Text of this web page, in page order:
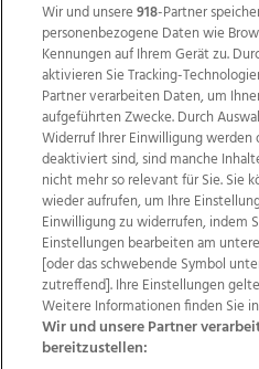
Wir über uns
Datenschutz
Impressum
AGB Website
Wir und unsere918-Partner
personenbezogene Daten wie
Kennungen auf Ihrem Gerät zu.
aktivieren Sie Tracking-
Partner verarbeiten Daten, um
aufgeführten Zwecke. Durch
Widerruf Ihrer Einwilligung werden
deaktiviert sind, sind manche
nicht mehr so relevant für Sie. Sie
wieder aufrufen, um Ihre
Einwilligung zu widerrufen, indem
Einstellungen bearbeiten am
[oder das schwebende Symbol
zutreffend]. Ihre Einstellungen
Weitere Informationen finden Sie
Wir und unsere Partner
bereitzustellen: